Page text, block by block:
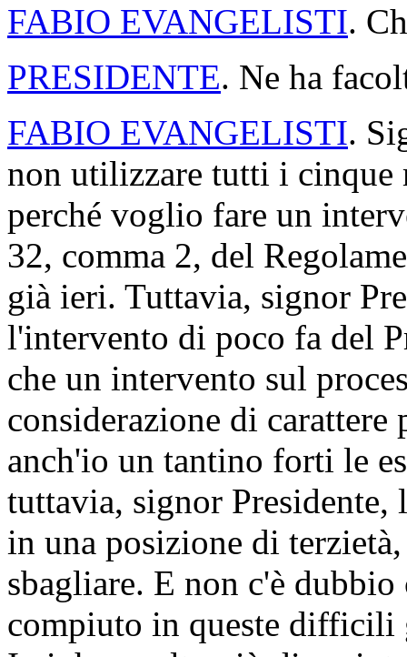
FABIO EVANGELISTI.
PRESIDENTE. Ne ha
FABIO EVANGELISTI.
non utilizzare tutti i cinque
perché voglio fare un
32, comma 2, del
già ieri. Tuttavia, signor
l'intervento di poco fa del
che un intervento sul
considerazione di
anch'io un tantino forti le
tuttavia, signor Presidente,
in una posizione di
sbagliare. E non c'è dubbio
compiuto in queste difficili